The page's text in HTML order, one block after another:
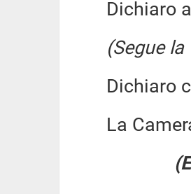
Dichiaro
(Segue
Dichiaro
La